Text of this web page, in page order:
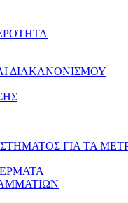
ΔΙΑΚΑΝΟΝΙΣΜΟΥ
ΓΙΑ ΤΑ